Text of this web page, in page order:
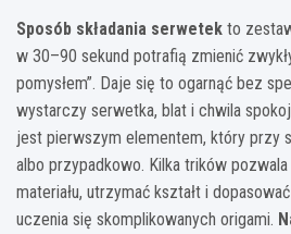
Sposób składania serwetek to
w 30–90 sekund potrafią zmienić
pomysłem”. Daje się to ogarnąć bez
wystarczy serwetka, blat i chwila
jest pierwszym elementem, który przy
albo przypadkowo. Kilka trików pozwala
materiału, utrzymać kształt i
uczenia się skomplikowanych origami.